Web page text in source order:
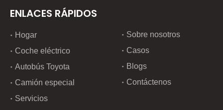
ENLACES RÁPIDOS
Hogar
Coche eléctrico
Autobús Toyota
Camión especial
Servicios
Sobre nosotros
Casos
Blogs
Contáctenos